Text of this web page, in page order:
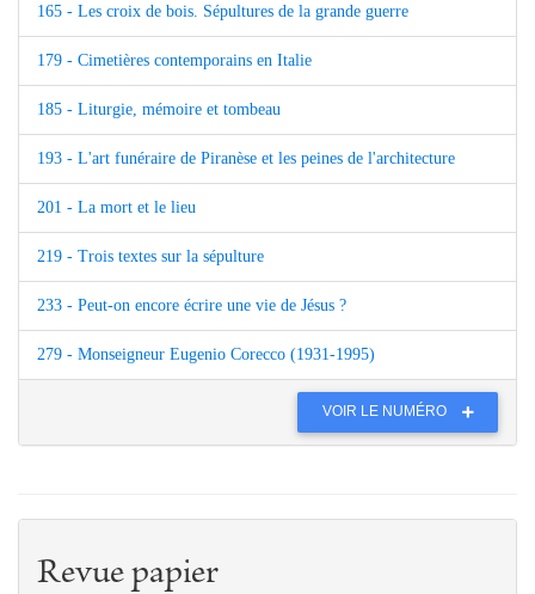
165 - Les croix de bois. Sépultures de la grande guerre
179 - Cimetières contemporains en Italie
185 - Liturgie, mémoire et tombeau
193 - L'art funéraire de Piranèse et les peines de l'architecture
201 - La mort et le lieu
219 - Trois textes sur la sépulture
233 - Peut-on encore écrire une vie de Jésus ?
279 - Monseigneur Eugenio Corecco (1931-1995)
VOIR LE NUMÉRO
Revue papier